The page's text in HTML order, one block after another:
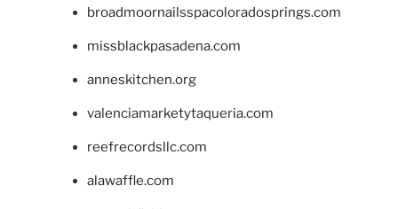
broadmoornailsspacoloradosprings.com
missblackpasadena.com
anneskitchen.org
valenciamarketytaqueria.com
reefrecordsllc.com
alawaffle.com